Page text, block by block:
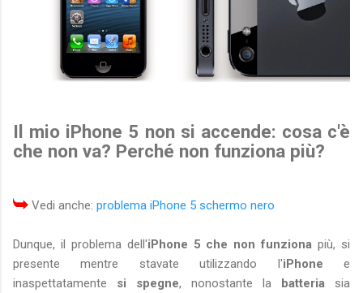
Il mio iPhone 5 non si accende: cosa c'è
che non va? Perché non funziona più?
Vedi anche: problema iPhone 5 schermo nero
Dunque, il problema dell'iPhone 5 che non funziona più, si
presente mentre stavate utilizzando l'iPhone e
inaspettatamente si spegne, nonostante la batteria sia